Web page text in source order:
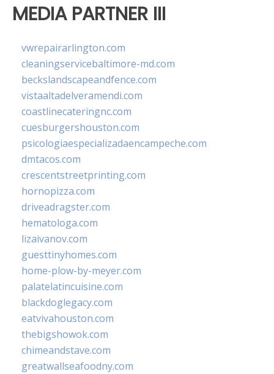
MEDIA PARTNER III
vwrepairarlington.com
cleaningservicebaltimore-md.com
beckslandscapeandfence.com
vistaaltadelveramendi.com
coastlinecateringnc.com
cuesburgershouston.com
psicologiaespecializadaencampeche.com
dmtacos.com
crescentstreetprinting.com
hornopizza.com
driveadragster.com
hematologa.com
lizaivanov.com
guesttinyhomes.com
home-plow-by-meyer.com
palatelatincuisine.com
blackdoglegacy.com
eatvivahouston.com
thebigshowok.com
chimeandstave.com
greatwallseafoodny.com